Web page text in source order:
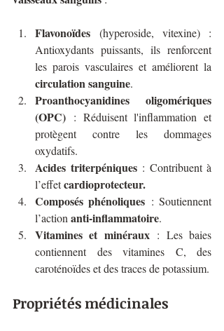
Flavonoïdes (hyperoside, vitexine) :
Antioxydants puissants, ils renforcent
circulation sanguine.
Proanthocyanidines oligomériques
(OPC) : Réduisent l'inflammation et
protègent contre les dommages
oxydatifs.
Acides triterpéniques : Contribuent à
l’effet cardioprotecteur.
Composés phénoliques : Soutiennent
l’action anti-inflammatoire.
Vitamines et minéraux : Les baies
contiennent des vitamines C, des
caroténoïdes et des traces de potassium.
Propriétés médicinales